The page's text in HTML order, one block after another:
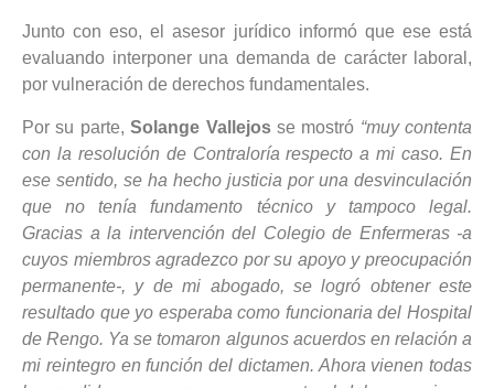
Junto con eso, el asesor jurídico informó que ese está
evaluando interponer una demanda de carácter laboral,
por vulneración de derechos fundamentales.
Por su parte,Solange Vallejosse mostró “muy contenta
con la resolución de Contraloría respecto a mi caso. En
ese sentido, se ha hecho justicia por una desvinculación
que no tenía fundamento técnico y tampoco legal.
Gracias a la intervención del Colegio de Enfermeras -a
cuyos miembros agradezco por su apoyo y preocupación
permanente-, y de mi abogado, se logró obtener este
resultado que yo esperaba como funcionaria del Hospital
de Rengo. Ya se tomaron algunos acuerdos en relación a
mi reintegro en función del dictamen. Ahora vienen todas